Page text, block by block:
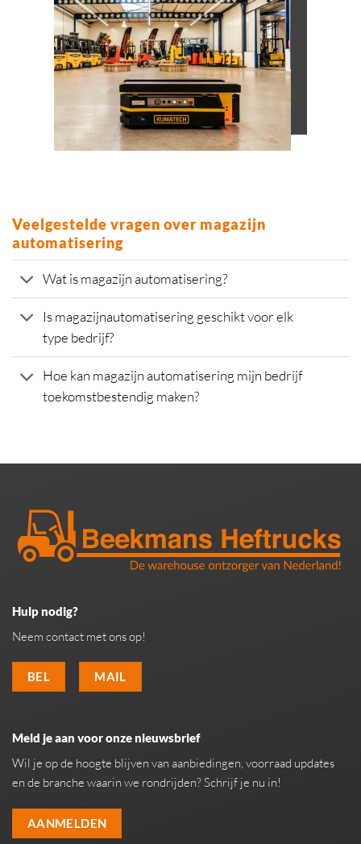
Veelgestelde vragen over magazijn
automatisering
Wat is magazijn automatisering?
Is magazijnautomatisering geschikt voor elk
type bedrijf?
Hoe kan magazijn automatisering mijn bedrijf
toekomstbestendig maken?
Hulp nodig?
Neem contact met ons op!
BEL MAIL
Meld je aan voor onze nieuwsbrief
Wil je op de hoogte blijven van aanbiedingen, voorraad updates
en de branche waarin we rondrijden? Schrijf je nu in!
AANMELDEN